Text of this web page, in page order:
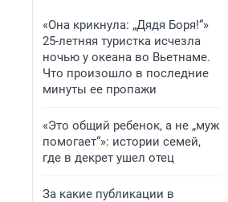
«Она крикнула: „Дядя Боря!“»
25-летняя туристка исчезла
ночью у океана во Вьетнаме.
Что произошло в последние
минуты ее пропажи
«Это общий ребенок, а не „муж
помогает“»: истории семей,
где в декрет ушел отец
За какие публикации в